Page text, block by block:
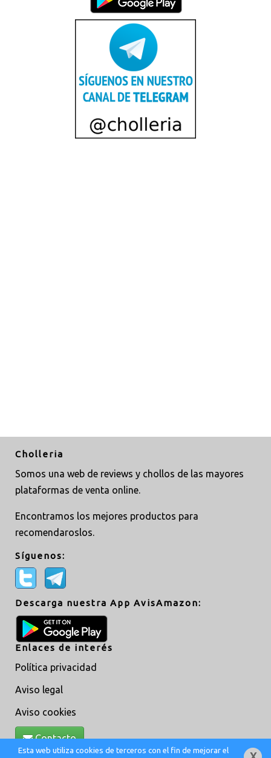
Cholleria
Somos una web de reviews y chollos de las mayores
plataformas de venta online.
Encontramos los mejores productos para
recomendaroslos.
Síguenos:
Descarga nuestra App AvisAmazon:
Enlaces de interés
Política privacidad
Aviso legal
Aviso cookies
Contacto
Esta web utiliza cookies de terceros con el fin de mejorar el